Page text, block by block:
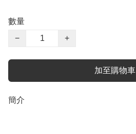
數量
−
+
加至購物車
簡介